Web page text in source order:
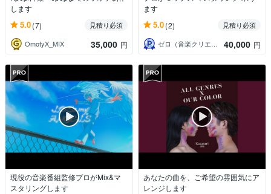
します
5.0(7)
見積り必須
OmotyX_MIX
35,000 円
ます
5.0(2)
見積り必須
ゼロ（音楽クリエイター）
40,000 円
現役の音楽番組監修プロがMix&マ
スタリングします
あなたの曲を、ご希望の雰囲気にア
レンジします